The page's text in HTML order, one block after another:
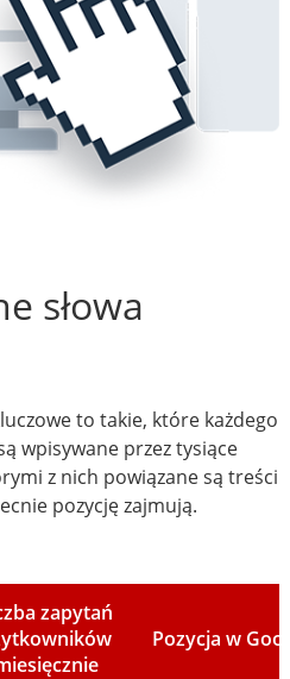
słowa
to takie, które każdego
wpisywane przez tysiące
z nich powiązane są treści
pozycję zajmują.
zapytań
Pozycja w